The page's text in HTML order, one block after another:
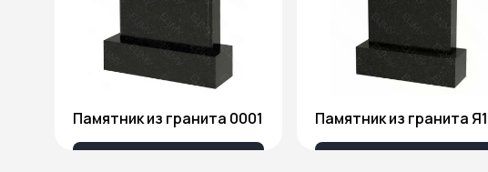
Памятник из гранита 0001